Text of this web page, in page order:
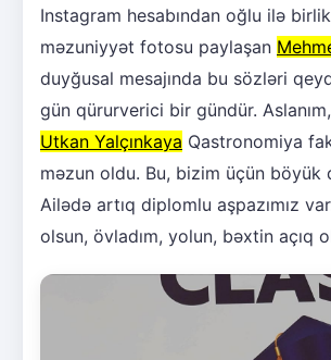
Instagram hesabından oğlu ilə
məzuniyyət fotosu paylaşan
duyğusal mesajında bu sözləri
gün qürurverici bir gündür.
Utkan Yalçınkaya Qastronomiya
məzun oldu. Bu, bizim üçün böyük
Ailədə artıq diplomlu aşpazımız
olsun, övladım, yolun, bəxtin açıq